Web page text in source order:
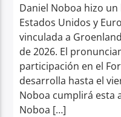
Daniel Noboa hizo
Estados Unidos y
vinculada a
de 2026. El
participación en el
desarrolla hasta el
Noboa cumplirá esta
Noboa […]